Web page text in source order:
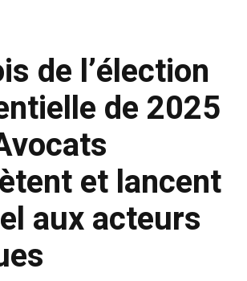
de l’élection
de 2025
et lancent
aux acteurs